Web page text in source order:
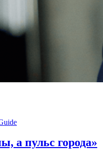
а пульс города»